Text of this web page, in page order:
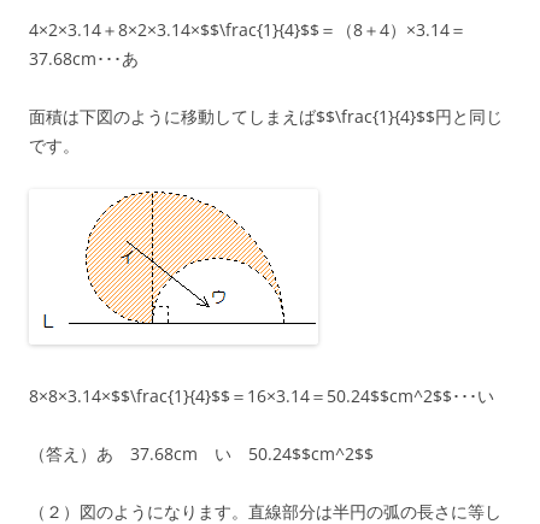
4×2×3.14＋8×2×3.14×$$\frac{1}{4}$$＝（8＋4）×3.14＝
37.68cm･･･あ
面積は下図のように移動してしまえば$$\frac{1}{4}$$円と同じ
です。
8×8×3.14×$$\frac{1}{4}$$＝16×3.14＝50.24$$cm^2$$･･･い
（答え）あ 37.68cm い 50.24$$cm^2$$
（２）図のようになります。直線部分は半円の弧の長さに等し